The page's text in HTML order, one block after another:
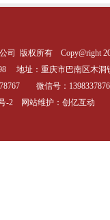
司 版权所有 Copy@right
地址： 重庆市巴南区木洞
微信号：
-2
网站维护：创亿互动